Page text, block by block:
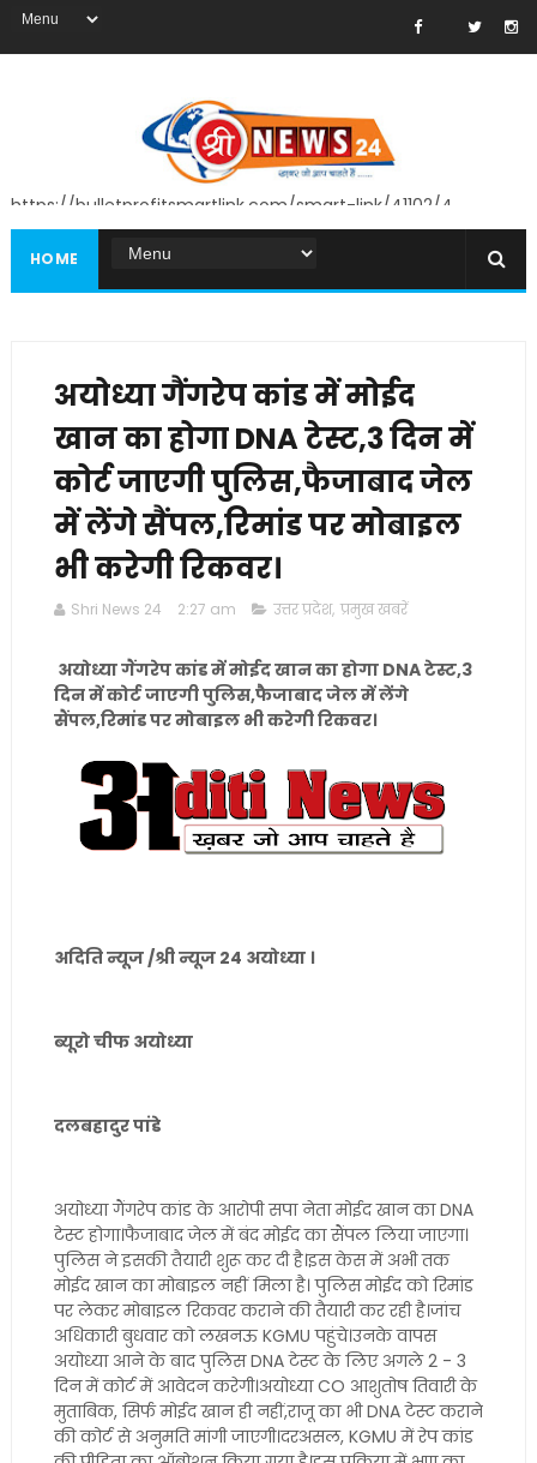
https://bulletprofitsmartlink.com/smart-link/41102/4
HOME
अयोध्या गैंगरेप कांड में मोईद
खान का होगा DNA टेस्ट,3 दिन में
कोर्ट जाएगी पुलिस,फैजाबाद जेल
में लेंगे सैंपल,रिमांड पर मोबाइल
भी करेगी रिकवर।
Shri News 24 2:27 am उत्तर प्रदेश, प्रमुख खबरें
अयोध्या गैंगरेप कांड में मोईद खान का होगा DNA टेस्ट,3
दिन में कोर्ट जाएगी पुलिस,फैजाबाद जेल में लेंगे
सैंपल,रिमांड पर मोबाइल भी करेगी रिकवर।
अदिति न्यूज /श्री न्यूज 24 अयोध्या ।
ब्यूरो चीफ अयोध्या
दलबहादुर पांडे
अयोध्या गैंगरेप कांड के आरोपी सपा नेता मोईद खान का DNA
टेस्ट होगा।फैजाबाद जेल में बंद मोईद का सैंपल लिया जाएगा।
पुलिस ने इसकी तैयारी शुरू कर दी है।इस केस में अभी तक
मोईद खान का मोबाइल नहीं मिला है। पुलिस मोईद को रिमांड
पर लेकर मोबाइल रिकवर कराने की तैयारी कर रही है।जांच
अधिकारी बुधवार को लखनऊ KGMU पहुंचे।उनके वापस
अयोध्या आने के बाद पुलिस DNA टेस्ट के लिए अगले 2 - 3
दिन में कोर्ट में आवेदन करेगी।अयोध्या CO आशुतोष तिवारी के
मुताबिक, सिर्फ मोईद खान ही नहीं,राजू का भी DNA टेस्ट कराने
की कोर्ट से अनुमति मांगी जाएगी।दरअसल, KGMU में रेप कांड